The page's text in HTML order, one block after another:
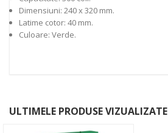
Dimensiuni: 240 x 320 mm.
Latime cotor: 40 mm.
Culoare: Verde.
ULTIMELE PRODUSE VIZUALIZATE